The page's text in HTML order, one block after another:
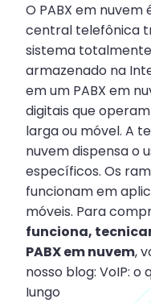
O PABX em nuvem
central telefônica
sistema
armazenado na
em um PABX em
digitais que
larga ou móvel. A
nuvem dispensa o
específicos. Os
funcionam em
móveis. Para
funciona,
PABX em nuvem,
nosso blog: VoIP:
Iungo